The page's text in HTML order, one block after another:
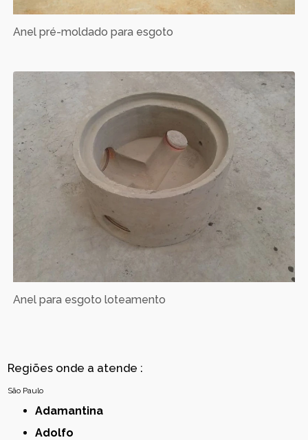
Anel pré-moldado para esgoto
Anel para esgoto loteamento
Regiões onde a atende :
São Paulo
Adamantina
Adolfo